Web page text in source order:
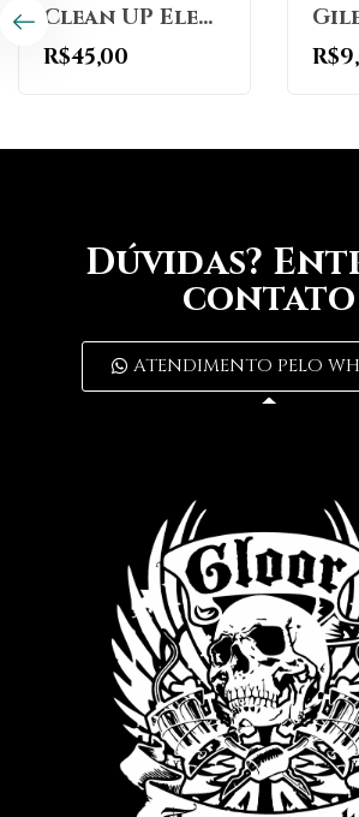
Clean UP Eletric 1L
R$45,00
R$
Dúvidas?
contato
ATENDIMENTO PELO